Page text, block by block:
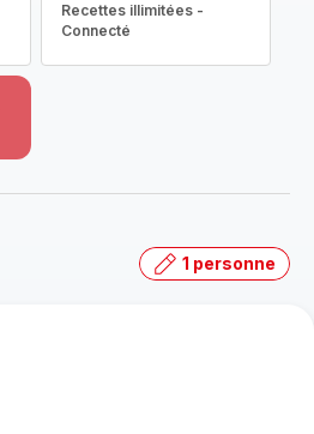
Recettes illimitées -
Connecté
1 personne